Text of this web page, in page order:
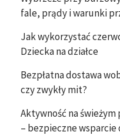
fale, prądy i warunki
Jak wykorzystać
Dziecka na działce
Bezpłatna dostawa
czy zwykły mit?
Aktywność na
– bezpieczne